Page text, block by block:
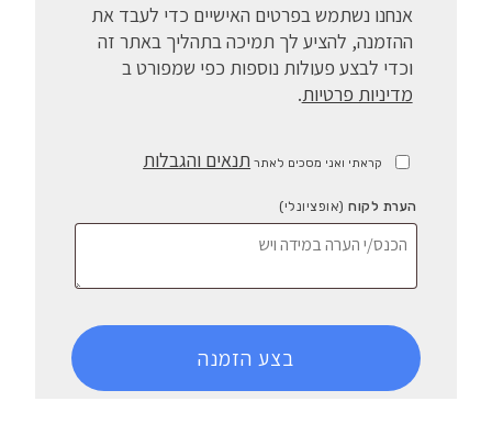
אנחנו נשתמש בפרטים האישיים כדי לעבד את
ההזמנה, להציע לך תמיכה בתהליך באתר זה
וכדי לבצע פעולות נוספות כפי שמפורט ב
מדיניות פרטיות.
קראתי ואני מסכים לאתר תנאים והגבלות
הערת לקוח (אופציונלי)
בצע הזמנה